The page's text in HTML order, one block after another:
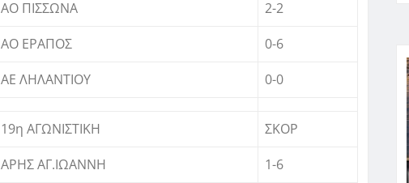
ΑΟ ΠΙΣΣΩΝΑ
2-2
ΑΟ ΕΡΑΠΟΣ
0-6
ΑΕ ΛΗΛΑΝΤΙΟΥ 0-0
19η ΑΓΩΝΙΣΤΙΚΗ
ΣΚΟΡ
ΑΡΗΣ ΑΓ.ΙΩΑΝΝΗ
1-6